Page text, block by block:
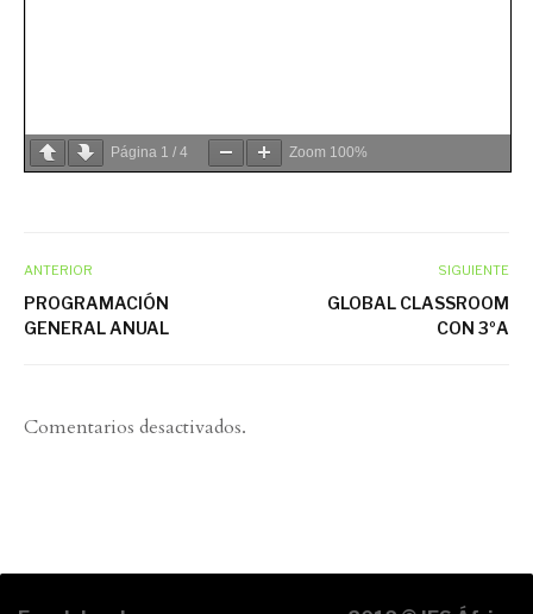
Página 1 / 4 Zoom 100%
ANTERIOR
PROGRAMACIÓN
GENERAL ANUAL
SIGUIENTE
GLOBAL CLASSROOM
CON 3ºA
Comentarios desactivados.